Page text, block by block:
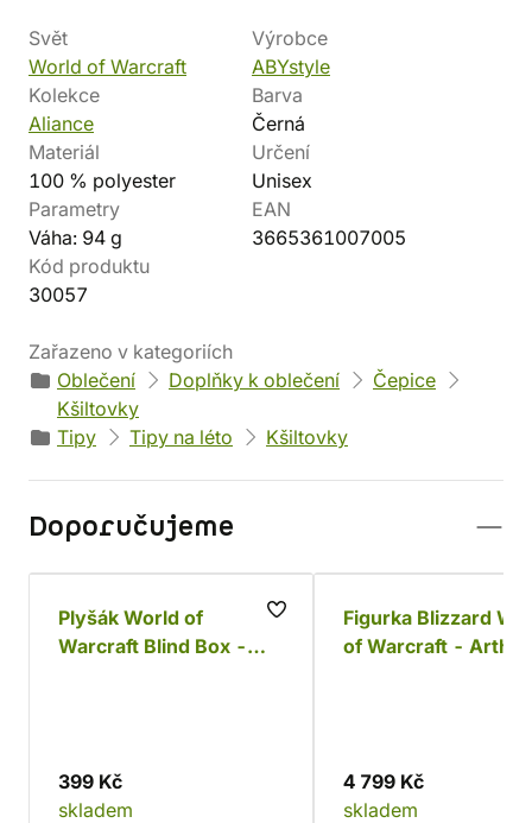
Svět
World of Warcraft
Výrobce
ABYstyle
Kolekce
Aliance
Barva
Černá
Materiál
100 % polyester
Určení
Unisex
Parametry
Váha: 94 g
EAN
3665361007005
Kód produktu
30057
Zařazeno v kategoriích
Oblečení
Doplňky k oblečení
Čepice
Kšiltovky
Tipy
Tipy na léto Kšiltovky
Doporučujeme
Plyšák World of
Warcraft Blind Box -
399 Kč
skladem
Figurka Blizzard
of Warcraft - Arthas 25
4 799 Kč
skladem